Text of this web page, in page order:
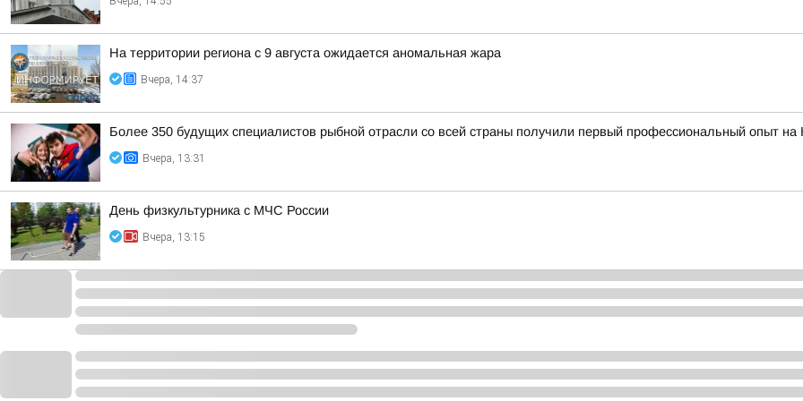
На территории региона с 9 августа ожидается аномальная жара
Вчера, 14:37
Более 350 будущих специалистов рыбной отрасли со всей страны получили первый профессиональный опыт на
Вчера, 13:31
День физкультурника с МЧС России
Вчера, 13:15